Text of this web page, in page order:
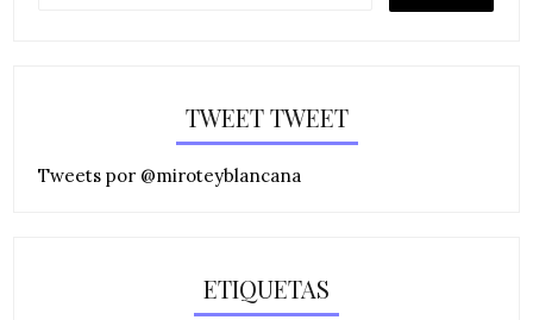
TWEET TWEET
Tweets por @miroteyblancana
ETIQUETAS